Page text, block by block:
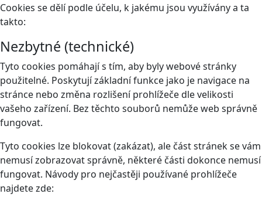
Cookies se dělí podle účelu, k jakému jsou využívány a ta
takto:
Nezbytné (technické)
Tyto cookies pomáhají s tím, aby byly webové stránky
použitelné. Poskytují základní funkce jako je navigace na
stránce nebo změna rozlišení prohlížeče dle velikosti
vašeho zařízení. Bez těchto souborů nemůže web správně
fungovat.
Tyto cookies lze blokovat (zakázat), ale část stránek se vám
nemusí zobrazovat správně, některé části dokonce nemusí
fungovat. Návody pro nejčastěji používané prohlížeče
najdete zde: